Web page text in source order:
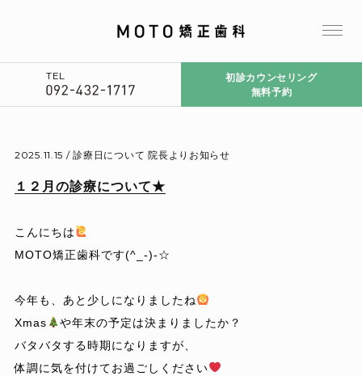
TEL
初診カウンセリング
無料予約
2025.11.15 /診療日について 院長よりお知らせ
１２月の診療について★
こんにちは
MOTO矯正歯科です(^_-)-☆
今年も、あと少しになりましたね
Xmas
や年末の予定は決まりましたか？
バタバタする時期になりますが、
体調に気を付けてお過ごしください